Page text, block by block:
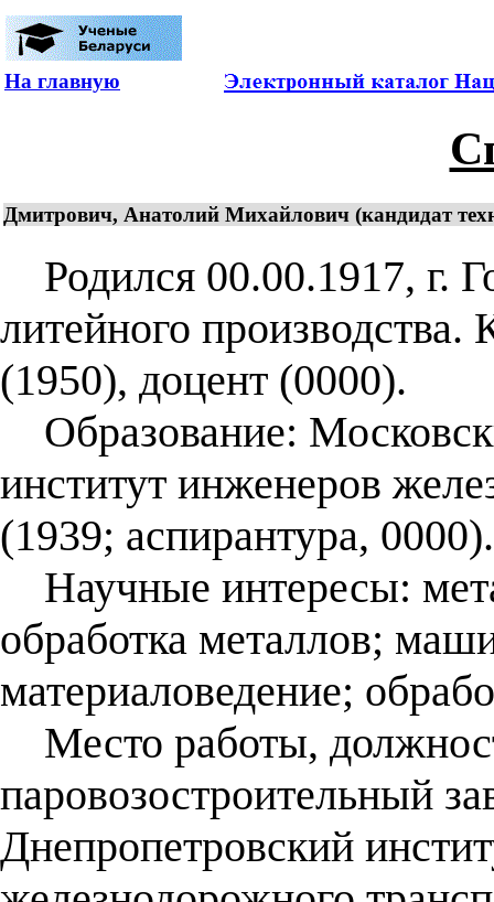
На главную
Дмитрович, Анатолий Михайлович (кандидат
Родился 00.00.1917, г.
литейного производства.
(1950), доцент (0000).
Образование:
институт инженеров
(1939; аспирантура, 0000).
Научные интересы:
обработка металлов;
материаловедение;
Место работы,
паровозостроительный
Днепропетровский